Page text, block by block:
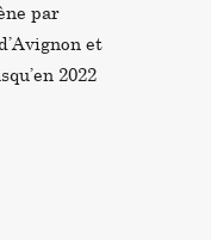
par
et
2022